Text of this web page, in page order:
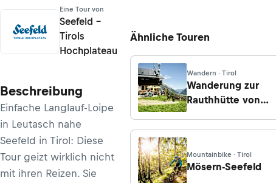
Eine Tour von
Seefeld –
Tirols
Hochplateau
Beschreibung
Einfache Langlauf-Loipe
in Leutasch nahe
Seefeld in Tirol: Diese
Tour geizt wirklich nicht
mit ihren Reizen. Sie
Ähnliche Touren
Wandern · Tirol
Wanderung zur
Rauthhütte von
Mountainbike · Tirol
Mösern-Seefeld